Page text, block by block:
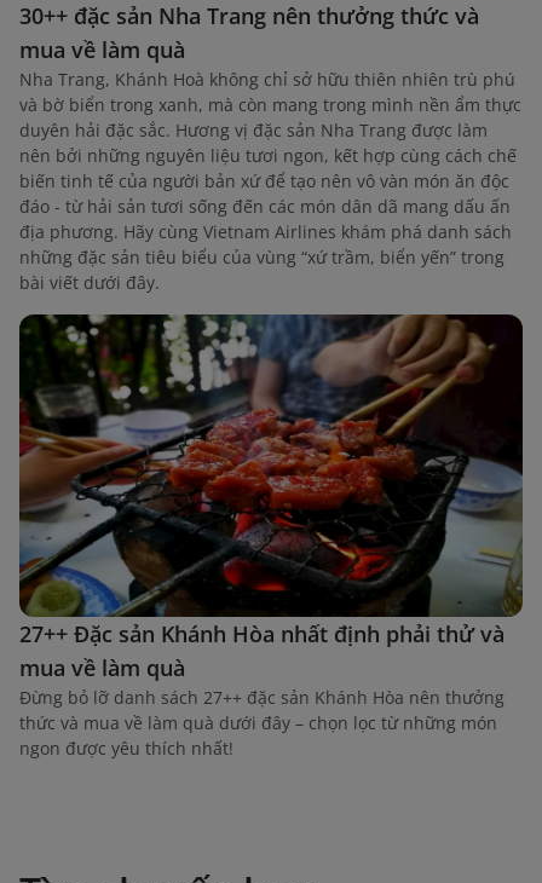
30++ đặc sản Nha Trang nên thưởng thức và
mua về làm quà
Nha Trang, Khánh Hoà không chỉ sở hữu thiên nhiên trù phú
và bờ biển trong xanh, mà còn mang trong mình nền ẩm thực
duyên hải đặc sắc. Hương vị đặc sản Nha Trang được làm
nên bởi những nguyên liệu tươi ngon, kết hợp cùng cách chế
biến tinh tế của người bản xứ để tạo nên vô vàn món ăn độc
đáo - từ hải sản tươi sống đến các món dân dã mang dấu ấn
địa phương. Hãy cùng Vietnam Airlines khám phá danh sách
những đặc sản tiêu biểu của vùng “xứ trầm, biển yến” trong
bài viết dưới đây.
27++ Đặc sản Khánh Hòa nhất định phải thử và
mua về làm quà
Đừng bỏ lỡ danh sách 27++ đặc sản Khánh Hòa nên thưởng
thức và mua về làm quà dưới đây – chọn lọc từ những món
ngon được yêu thích nhất!